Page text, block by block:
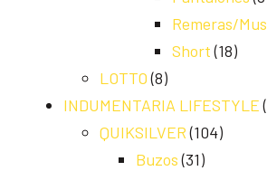
Remeras/
Short (18)
LOTTO (8)
INDUMENTARIA LIFESTYLE
QUIKSILVER (104)
Buzos (31)